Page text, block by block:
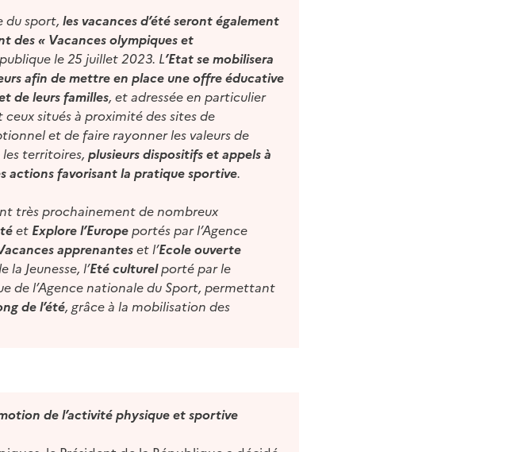
du sport, les vacances d’été seront également
des « Vacances olympiques et
le 25 juillet 2023. L’Etat se mobilisera
afin de mettre en place une offre éducative
de leurs familles, et adressée en particulier
situés à proximité des sites de
et de faire rayonner les valeurs de
les territoires, plusieurs dispositifs et appels à
actions favorisant la pratique sportive.
très prochainement de nombreux
et Explore l’Europeportés par l’Agence
apprenanteset l’Ecole ouverte
Jeunesse, l’Etéculturelporté par le
de l’Agence nationale du Sport, permettant
de l’été, grâce à la mobilisation des
de l’activité physique et sportive